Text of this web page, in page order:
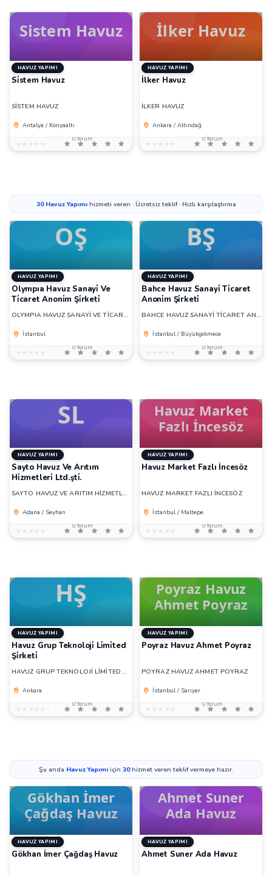
HAVUZ YAPIMI
Si̇stem Havuz
SİSTEM HAVUZ
Antalya / Konyaaltı
★★★★★
★★★★★
0 Yorum
HAVUZ YAPIMI
İlker Havuz
İLKER HAVUZ
Ankara / Altındağ
★★★★★
★★★★★
0 Yorum
30 Havuz Yapımıhizmeti veren · Ücretsiz teklif · Hızlı karşılaştırma
HAVUZ YAPIMI
Olympıa Havuz Sanayi̇ Ve
Ti̇caret Anoni̇m Şi̇rketi̇
OLYMPIA HAVUZ SANAYİ VE TİCARET ANONİM ŞİRKETİ
İstanbul
★★★★★
★★★★★
0 Yorum
HAVUZ YAPIMI
Bahce Havuz Sanayi̇ Ti̇caret
Anoni̇m Şi̇rketi̇
BAHCE HAVUZ SANAYİ TİCARET ANONİM ŞİRKETİ
İstanbul / Büyükçekmece
★★★★★
★★★★★
0 Yorum
HAVUZ YAPIMI
Sayto Havuz Ve Arıtım
Hi̇zmetleri̇ Ltd.şti̇.
SAYTO HAVUZ VE ARITIM HİZMETLERİ LTD.ŞTİ.
Adana / Seyhan
★★★★★
★★★★★
0 Yorum
HAVUZ YAPIMI
Havuz Market Fazlı İncesöz
HAVUZ MARKET FAZLI İNCESÖZ
İstanbul / Maltepe
★★★★★
★★★★★
0 Yorum
HAVUZ YAPIMI
Havuz Grup Teknoloji̇ Li̇mi̇ted
Şi̇rketi̇
HAVUZ GRUP TEKNOLOJİ LİMİTED ŞİRKETİ
Ankara
★★★★★
★★★★★
0 Yorum
HAVUZ YAPIMI
Poyraz Havuz Ahmet Poyraz
POYRAZ HAVUZ AHMET POYRAZ
İstanbul / Sarıyer
★★★★★
★★★★★
0 Yorum
Şu anda Havuz Yapımı için 30hizmet veren teklif vermeye hazır.
HAVUZ YAPIMI
Gökhan İmer Çağdaş Havuz
HAVUZ YAPIMI
Ahmet Suner Ada Havuz